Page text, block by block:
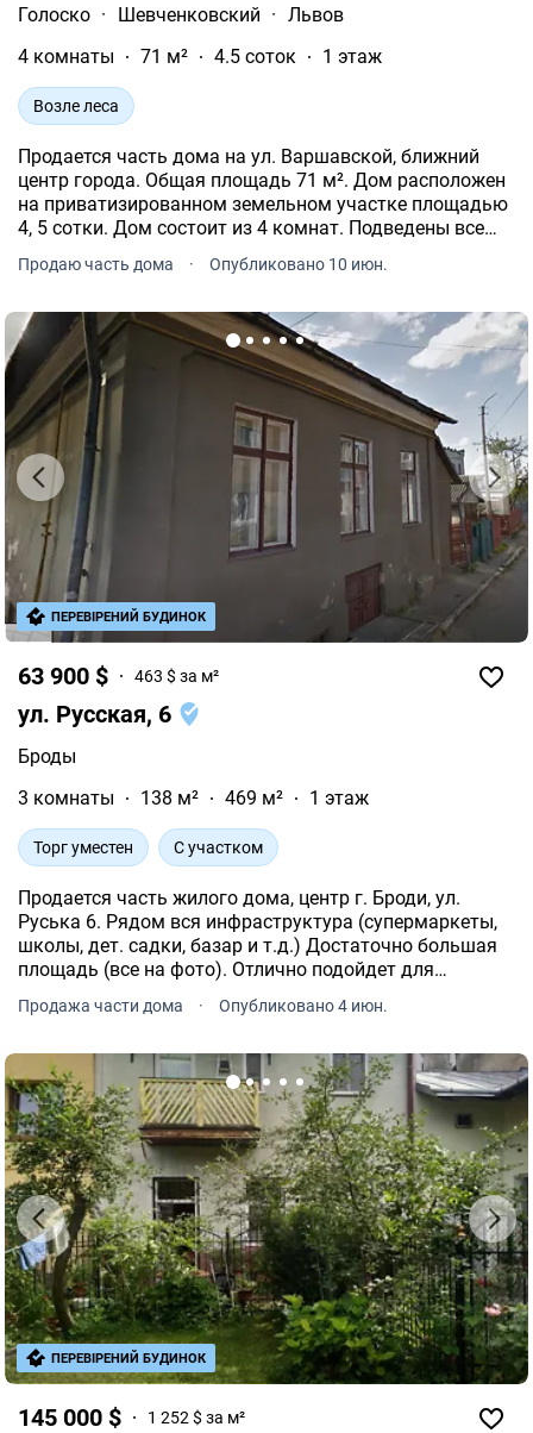
Голоско · Шевченковский · Львов
4 комнаты
71 м² 4.5 соток 1 этаж
Возле леса
Продается часть дома на ул. Варшавской, ближний
центр города. Общая площадь 71 м². Дом расположен
на приватизированном земельном участке площадью
4, 5 сотки. Дом состоит из 4 комнат. Подведены все
водоснабжение и канализация.
Продаю часть дома · Опубликовано 10 июн.
63 900 $ 463 $ за м²
ул. Русская, 6
Броды
3 комнаты
138 м² 469 м² 1 этаж
Торг уместен С участком
Продается часть жилого дома, центр г. Броди, ул.
Руська 6. Рядом вся инфраструктура (супермаркеты,
школы, дет. садки, базар и т.д.) Достаточно большая
площадь (все на фото). Отлично подойдет для
капиталовложений (если интересно, спрашивайте).
Продажа части дома · Опубликовано 4 июн.
ПЕРЕВІРЕНИЙ БУДИНОК
145 000 $ 1 252 $ за м²
ПЕРЕВІРЕНИЙ БУДИНОК